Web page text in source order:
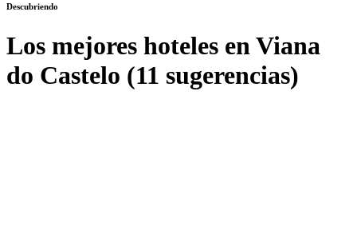
Descubriendo
Los mejores hoteles en Viana
do Castelo (11 sugerencias)